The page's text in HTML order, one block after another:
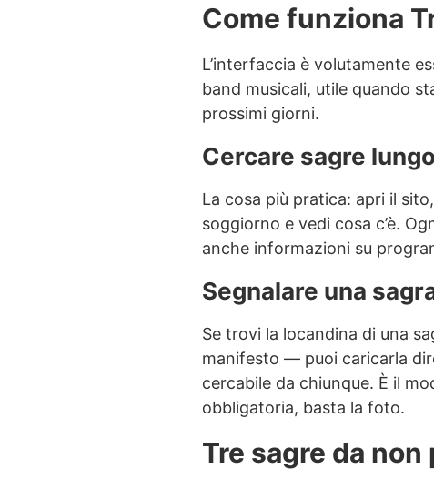
Come funziona
L’interfaccia è volutamente
band musicali, utile quando
prossimi giorni.
Cercare sagre
La cosa più pratica: apri il
soggiorno e vedi cosa c’è.
anche informazioni su
Segnalare una
Se trovi la locandina di una
manifesto — puoi caricarla
cercabile da chiunque. È il
obbligatoria, basta la foto.
Tre sagre da